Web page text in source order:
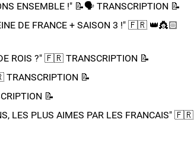
ENSEMBLE !" 📝​🗣️​​​​ TRANSCRIPTION 📝​
DE FRANCE + SAISON 3 !"​ 🇫🇷 👑​👸🏻​​
ROIS ?"​ 🇫🇷​ TRANSCRIPTION 📝​
TRANSCRIPTION 📝​
📝​
LES PLUS AIMES PAR LES FRANCAIS"​ 🇫🇷​